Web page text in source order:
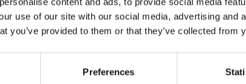
use of our site with our social media, advertising and
you’ve provided to them or that they’ve collected from
Preferences
verso le prime tappe del
tanti i presenti che non
voluto perdere uno dei
più emozionanti del
del 60° anniversario
morte del grande “Nivola”.
anno in
Mantova
Museo
presentato
e illustrato